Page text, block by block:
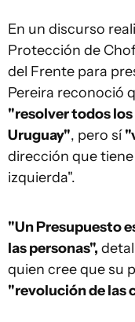
En un discurso
Protección de
del Frente para
Pereira reconoció
"resolver todos
Uruguay", pero sí
dirección que
izquierda".
"Un Presupuesto
las personas",
quien cree que su
"revolución de las